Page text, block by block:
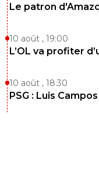
Le patron
10 août , 19:00
L’OL va profiter
10 août , 18:30
PSG : Luis